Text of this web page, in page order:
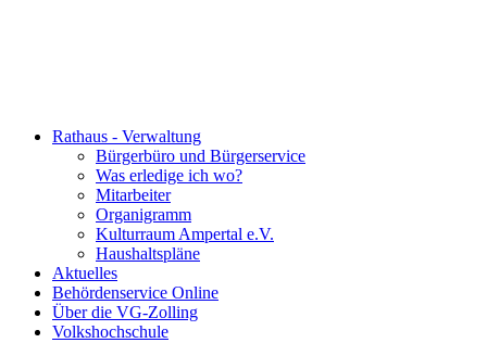
Rathaus - Verwaltung
Bürgerbüro und Bürgerservice
Was erledige ich wo?
Mitarbeiter
Organigramm
Kulturraum Ampertal e.V.
Haushaltspläne
Aktuelles
Behördenservice Online
Über die VG-Zolling
Volkshochschule